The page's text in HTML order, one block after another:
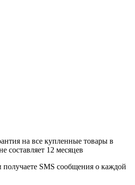
на все купленные товары в
составляет 12 месяцев
SMS сообщения о каждой